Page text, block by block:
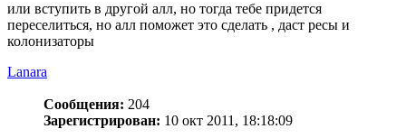
или вступить в другой алл, но тогда тебе придется
переселиться, но алл поможет это сделать , даст ресы и
колонизаторы
Lanara
Сообщения: 204
Зарегистрирован: 10 окт 2011, 18:18:09